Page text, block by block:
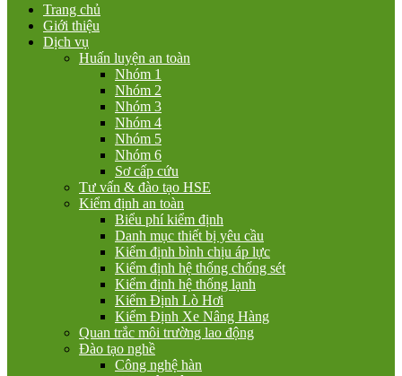
Trang chủ
Giới thiệu
Dịch vụ
Huấn luyện an toàn
Nhóm 1
Nhóm 2
Nhóm 3
Nhóm 4
Nhóm 5
Nhóm 6
Sơ cấp cứu
Tư vấn & đào tạo HSE
Kiểm định an toàn
Biểu phí kiểm định
Danh mục thiết bị yêu cầu
Kiểm định bình chịu áp lực
Kiểm định hệ thống chống sét
Kiểm định hệ thống lạnh
Kiểm Định Lò Hơi
Kiểm Định Xe Nâng Hàng
Quan trắc môi trường lao động
Đào tạo nghề
Công nghệ hàn